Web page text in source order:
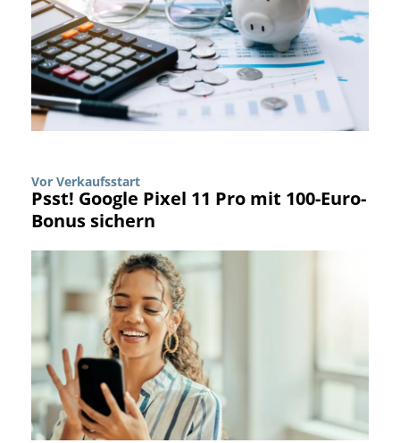
Vor Verkaufsstart
Psst! Google Pixel 11 Pro mit 100-Euro-
Bonus sichern